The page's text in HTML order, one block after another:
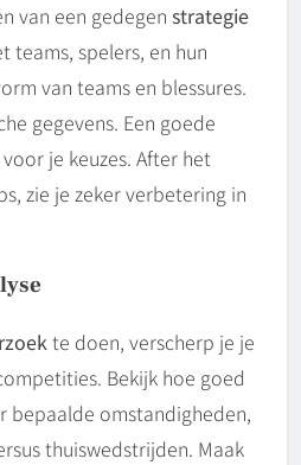
van een gedegen strategie
teams, spelers, en hun
van teams en blessures.
gegevens. Een goede
je keuzes. After het
zie je zeker verbetering in
te doen, verscherp je je
Bekijk hoe goed
bepaalde omstandigheden,
thuiswedstrijden. Maak